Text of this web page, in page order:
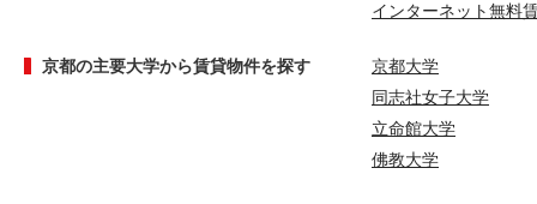
インターネット無料
京都の主要大学から賃貸物件を探す
京都大学
同志社女子大学
立命館大学
佛教大学